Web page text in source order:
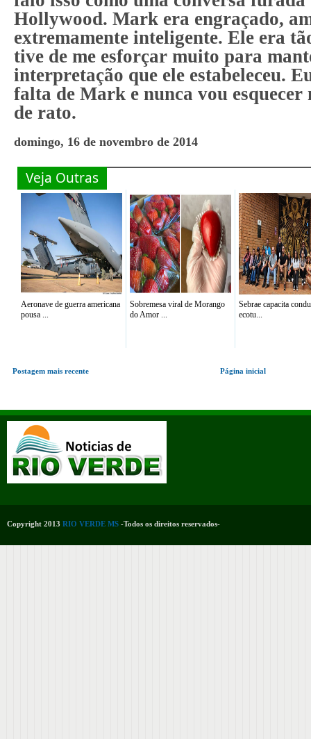
Hollywood. Mark era engraçado,
extremamente inteligente. Ele era
tive de me esforçar muito para
interpretação que ele estabeleceu.
falta de Mark e nunca vou esquecer
de rato.
domingo, 16 de novembro de 2014
Veja Outras
Aeronave de guerra americana
pousa ...
Sobremesa viral de Morango
do Amor ...
Sebrae capacita
ecotu...
Postagem mais recente Página inicial
Copyright 2013 RIO VERDE MS -Todos os direitos reservados-